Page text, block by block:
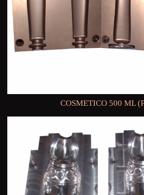
COSMETICO 500 ML